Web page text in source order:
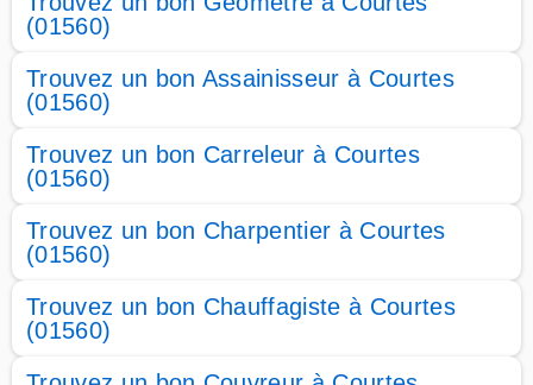
(01560)
Trouvez un bon Assainisseur à Courtes
(01560)
Trouvez un bon Carreleur à Courtes
(01560)
Trouvez un bon Charpentier à Courtes
(01560)
Trouvez un bon Chauffagiste à Courtes
(01560)